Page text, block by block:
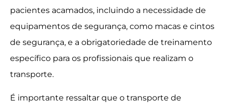
pacientes acamados, incluindo a necessidade de
equipamentos de segurança, como macas e cintos
de segurança, e a obrigatoriedade de treinamento
específico para os profissionais que realizam o
transporte.
É importante ressaltar que o transporte de